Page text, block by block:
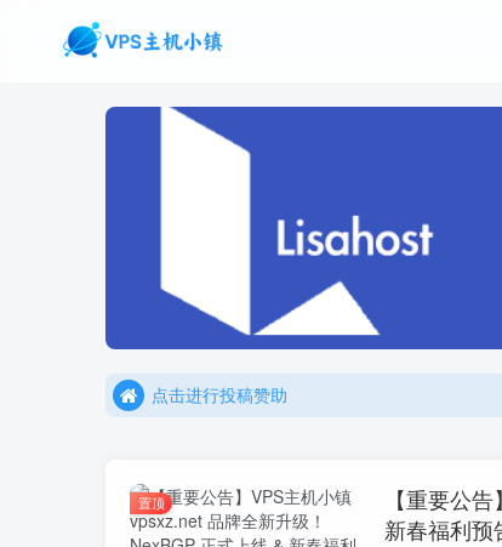
点击进行投稿赞助
点击加入官方TG频道/聊天群
点击进行投稿赞助
置顶
【重要公
新春福利预